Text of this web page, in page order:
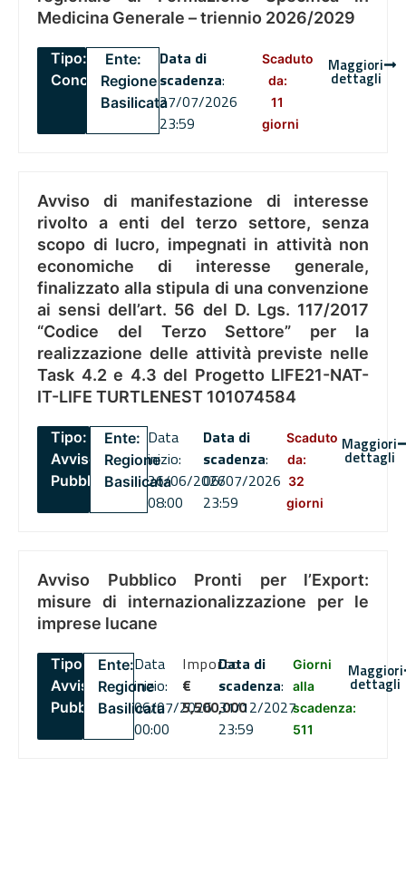
Medicina Generale – triennio 2026/2029
Tipo:
Concorsi
Ente:
Regione
Basilicata
Data di
scadenza:
27/07/2026
23:59
Scaduto
da:
11
giorni
Maggiori
dettagli
Avviso di manifestazione di interesse
rivolto a enti del terzo settore, senza
scopo di lucro, impegnati in attività non
economiche di interesse generale,
finalizzato alla stipula di una convenzione
ai sensi dell’art. 56 del D. Lgs. 117/2017
“Codice del Terzo Settore” per la
realizzazione delle attività previste nelle
Task 4.2 e 4.3 del Progetto LIFE21-NAT-
IT-LIFE TURTLENEST 101074584
Tipo:
Avviso
Pubblico
Ente:
Regione
Basilicata
Data
inizio:
26/06/2026
08:00
Data di
scadenza:
06/07/2026
23:59
Scaduto
da:
32
giorni
Maggiori
dettagli
Avviso Pubblico Pronti per l’Export:
misure di internazionalizzazione per le
imprese lucane
Tipo:
Avviso
Pubblico
Ente:
Regione
Basilicata
Data
inizio:
06/07/2026
00:00
Importo
€
5,500,000
Data di
scadenza:
31/12/2027
23:59
Giorni
alla
scadenza:
511
Maggiori
dettagli